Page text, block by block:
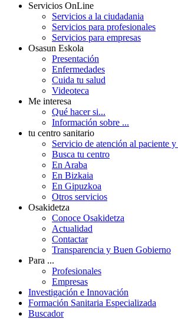
Servicios OnLine
Servicios a la ciudadania
Servicios para profesionales
Servicios para empresas
Osasun Eskola
Presentación
Enfermedades
Cuida tu salud
Videoteca
Me interesa
Qué hacer si...
Información sobre ...
tu centro sanitario
Servicio de atención al paciente
Busca tu centro
En Araba
En Bizkaia
En Gipuzkoa
Otros servicios
Osakidetza
Conoce Osakidetza
Actualidad
Contactar
Transparencia y Buen Gobierno
Para ...
Profesionales
Empresas
Investigación e Innovación
Formación Sanitaria Especializada
Buscador